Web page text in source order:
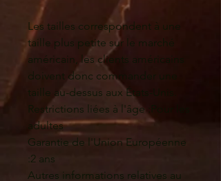
Les tailles correspondent à une
taille plus petite sur le marché
américain, les clients américains
doivent donc commander une
taille au-dessus aux États-Unis.
Restrictions liées à l'âge :Pour les
adultes
Garantie de l'Union Européenne
:2 ans
Autres informations relatives au